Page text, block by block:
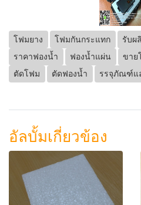
โฟมยาง โฟมกันกระแทก รับผ
ราคาฟองน้ำ
ฟองน้ำแผ่น ขาย
ตัดโฟม
ตัดฟองน้ำ รรจุภัณฑ์แ
อัลบั้มเกี่ยวข้อง